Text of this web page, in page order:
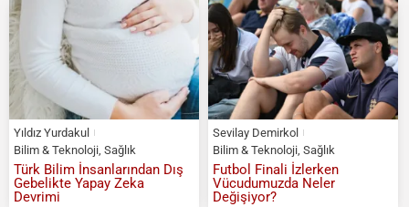
Yıldız Yurdakul
Bilim & Teknoloji, Sağlık
Türk Bilim İnsanlarından Dış
Gebelikte Yapay Zeka
Devrimi
Sevilay Demirkol
Bilim & Teknoloji, Sağlık
Futbol Finali İzlerken
Vücudumuzda Neler
Değişiyor?